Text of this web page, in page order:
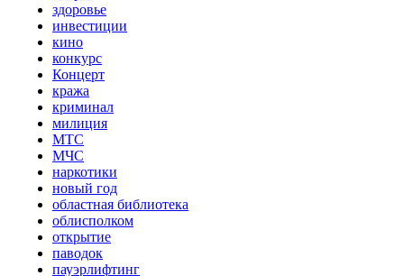
здоровье
инвестиции
кино
конкурс
Концерт
кража
криминал
милиция
МТС
МЧС
наркотики
новый год
областная библиотека
облисполком
открытие
паводок
пауэрлифтинг